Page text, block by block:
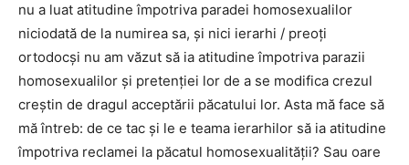
nu a luat atitudine împotriva paradei homosexualilor
niciodată de la numirea sa, și nici ierarhi / preoți
ortodocși nu am văzut să ia atitudine împotriva parazii
homosexualilor și pretenției lor de a se modifica crezul
creștin de dragul acceptării păcatului lor. Asta mă face să
mă întreb: de ce tac și le e teama ierarhilor să ia atitudine
împotriva reclamei la păcatul homosexualității? Sau oare